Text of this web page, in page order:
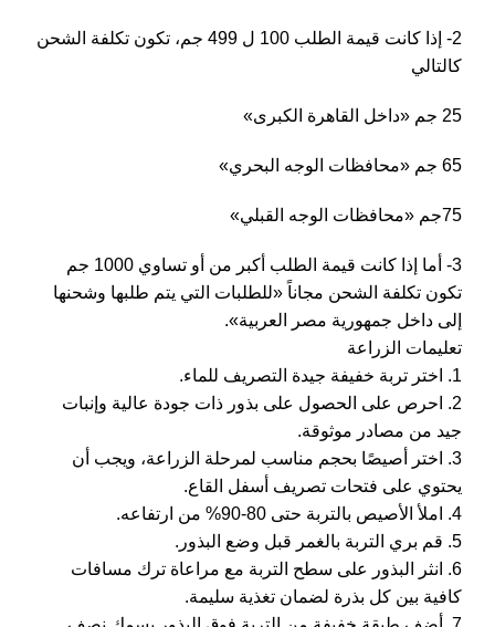
2- إذا كانت قيمة الطلب 100 ل 499 جم، تكون تكلفة الشحن
كالتالي
25 جم «داخل القاهرة الكبرى»
65 جم «محافظات الوجه البحري»
75جم «محافظات الوجه القبلي»
3- أما إذا كانت قيمة الطلب أكبر من أو تساوي 1000 جم
تكون تكلفة الشحن مجاناً «للطلبات التي يتم طلبها وشحنها
إلى داخل جمهورية مصر العربية».
تعليمات الزراعة
1. اختر تربة خفيفة جيدة التصريف للماء.
2. احرص على الحصول على بذور ذات جودة عالية وإنبات
جيد من مصادر موثوقة.
3. اختر أصيصًا بحجم مناسب لمرحلة الزراعة، ويجب أن
يحتوي على فتحات تصريف أسفل القاع.
4. املأ الأصيص بالتربة حتى 80-90% من ارتفاعه.
5. قم بري التربة بالغمر قبل وضع البذور.
6. انثر البذور على سطح التربة مع مراعاة ترك مسافات
كافية بين كل بذرة لضمان تغذية سليمة.